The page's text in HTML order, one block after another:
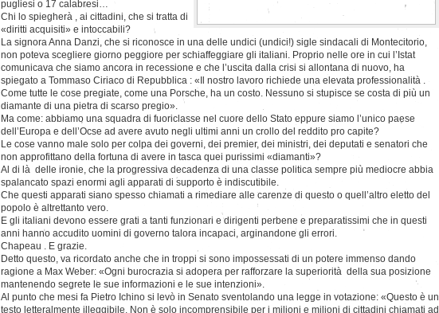
pugliesi o 17 calabresi…
Chi lo spiegherà , ai cittadini, che si tratta di
«diritti acquisiti» e intoccabili?
La signora Anna Danzi, che si riconosce in una delle undici (undici!) sigle sindacali di Montecitorio,
non poteva scegliere giorno peggiore per schiaffeggiare gli italiani. Proprio nelle ore in cui l’Istat
comunicava che siamo ancora in recessione e che l’uscita dalla crisi si allontana di nuovo, ha
spiegato a Tommaso Ciriaco di Repubblica : «Il nostro lavoro richiede una elevata professionalità .
Come tutte le cose pregiate, come una Porsche, ha un costo. Nessuno si stupisce se costa di più un
diamante di una pietra di scarso pregio».
Ma come: abbiamo una squadra di fuoriclasse nel cuore dello Stato eppure siamo l’unico paese
dell’Europa e dell’Ocse ad avere avuto negli ultimi anni un crollo del reddito pro capite?
Le cose vanno male solo per colpa dei governi, dei premier, dei ministri, dei deputati e senatori che
non approfittano della fortuna di avere in tasca quei purissimi «diamanti»?
Al di là delle ironie, che la progressiva decadenza di una classe politica sempre più mediocre abbia
spalancato spazi enormi agli apparati di supporto è indiscutibile.
Che questi apparati siano spesso chiamati a rimediare alle carenze di questo o quell’altro eletto del
popolo è altrettanto vero.
E gli italiani devono essere grati a tanti funzionari e dirigenti perbene e preparatissimi che in questi
anni hanno accudito uomini di governo talora incapaci, arginandone gli errori.
Chapeau . E grazie.
Detto questo, va ricordato anche che in troppi si sono impossessati di un potere immenso dando
ragione a Max Weber: «Ogni burocrazia si adopera per rafforzare la superiorità della sua posizione
mantenendo segrete le sue informazioni e le sue intenzioni».
Al punto che mesi fa Pietro Ichino si levò in Senato sventolando una legge in votazione: «Questo è un
testo letteralmente illeggibile. Non è solo incomprensibile per i milioni e milioni di cittadini chiamati ad